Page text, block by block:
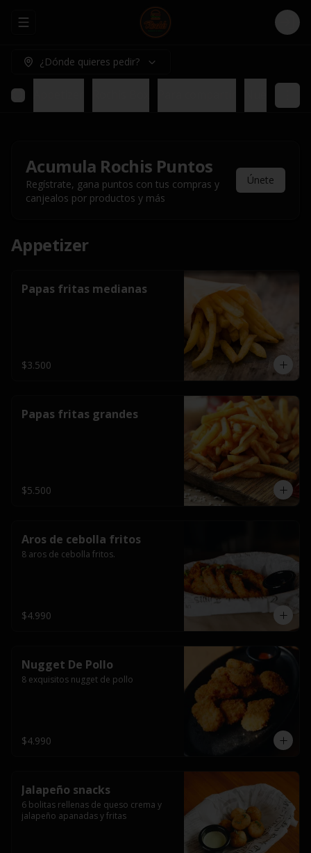
Abrir menu de navegación Login
¿Dónde quieres pedir?
Acumula Rochis Puntos
Regístrate, gana puntos con tus compras y
canjealos por productos y más
Únete
Appetizer
Papas fritas medianas
$3.500
Papas fritas grandes
$5.500
Aros de cebolla fritos
8 aros de cebolla fritos.
$4.990
Nugget De Pollo
8 exquisitos nugget de pollo
$4.990
Jalapeño snacks
6 bolitas rellenas de queso crema y
jalapeño apanadas y fritas